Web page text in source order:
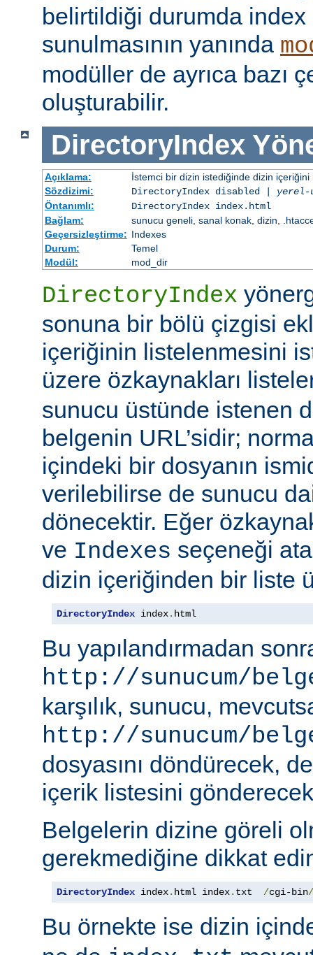
belirtildiği durumda index
sunulmasının yanında
modüller de ayrıca bazı
oluşturabilir.
DirectoryIndex
Açıklama:
İstemci bir dizin istediğinde dizin içeriğini
Sözdizimi:
DirectoryIndex disabled |
Öntanımlı:
DirectoryIndex index.html
Bağlam:
sunucu geneli, sanal konak, dizin,
Geçersizleştirme: Indexes
Durum:
Temel
Modül:
mod_dir
DirectoryIndex
sonuna bir bölü çizgisi
içeriğinin listelenmesini
üzere özkaynakları
sunucu üstünde istenen
belgenin URL’sidir;
içindeki bir dosyanın
verilebilirse de sunucu
dönecektir. Eğer
ve Indexes seçeneği
dizin içeriğinden bir liste
DirectoryIndex index. html
Bu yapılandırmadan
http://sunucum/
karşılık, sunucu,
http://sunucum/
dosyasını döndürecek,
içerik listesini
Belgelerin dizine göreli
gerekmediğine dikkat
DirectoryIndex index. html index. txt /cgi-bin/
Bu örnekte ise dizin